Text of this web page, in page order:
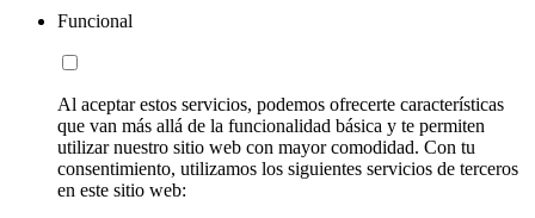
Funcional
Al aceptar estos servicios, podemos ofrecerte características
que van más allá de la funcionalidad básica y te permiten
utilizar nuestro sitio web con mayor comodidad. Con tu
consentimiento, utilizamos los siguientes servicios de terceros
en este sitio web: